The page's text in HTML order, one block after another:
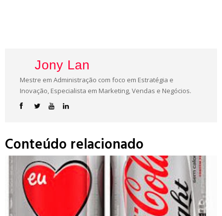
Jony Lan
Mestre em Administração com foco em Estratégia e
Inovação, Especialista em Marketing, Vendas e Negócios.
Conteúdo relacionado